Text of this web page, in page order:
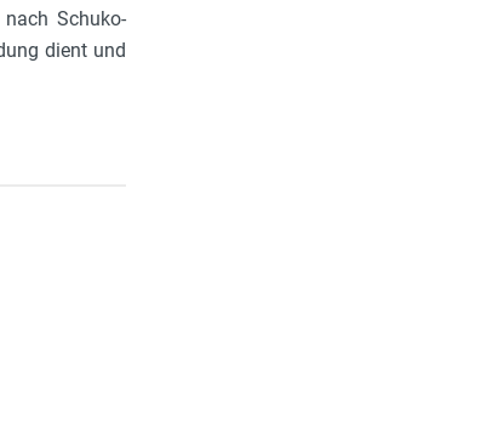
Schuko-
dient und